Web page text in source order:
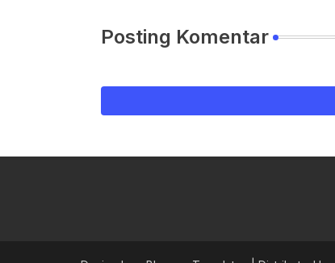
Posting Komentar